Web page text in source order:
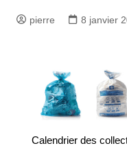
pierre 8 janvier
Calendrier des